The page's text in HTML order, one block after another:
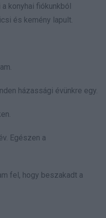
konyhai fiókunkból
és kemény lapult.
házassági évünkre egy.
Egészen a
fel, hogy beszakadt a